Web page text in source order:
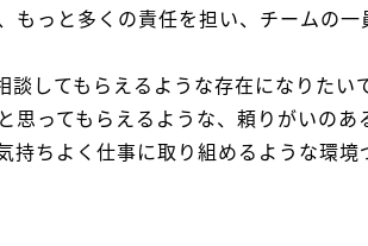
もっと多くの責任を担い、チームの
してもらえるような存在になりたい
ってもらえるような、頼りがいのあ
持ちよく仕事に取り組めるような環